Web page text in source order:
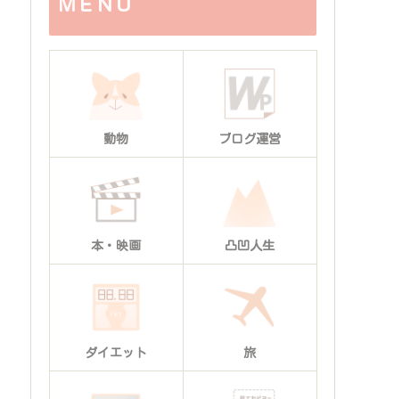
ＭＥＮＵ
動物 ブログ運営
本・映画 凸凹人生
ダイエット 旅